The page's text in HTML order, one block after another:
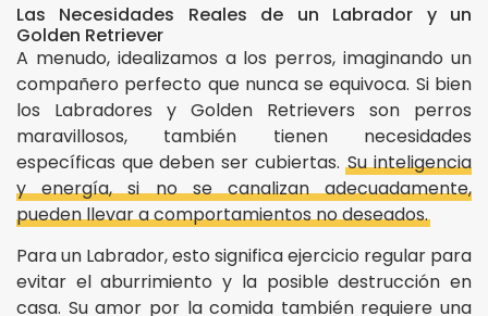
Las Necesidades Reales de un Labrador y un
Golden Retriever
A menudo, idealizamos a los perros, imaginando un
compañero perfecto que nunca se equivoca. Si bien
los Labradores y Golden Retrievers son perros
maravillosos, también tienen necesidades
específicas que deben ser cubiertas.Su inteligencia
y energía, si no se canalizan adecuadamente,
pueden llevar a comportamientos no deseados.
Para un Labrador, esto significa ejercicio regular para
evitar el aburrimiento y la posible destrucción en
casa. Su amor por la comida también requiere una